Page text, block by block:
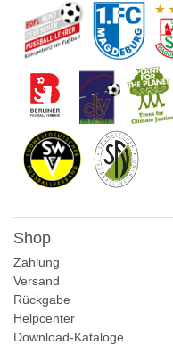
Shop
Zahlung
Versand
Rückgabe
Helpcenter
Download-Kataloge